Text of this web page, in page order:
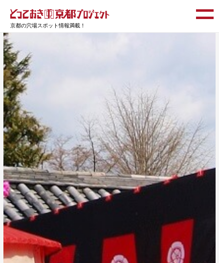
京都の穴場スポット情報満載！